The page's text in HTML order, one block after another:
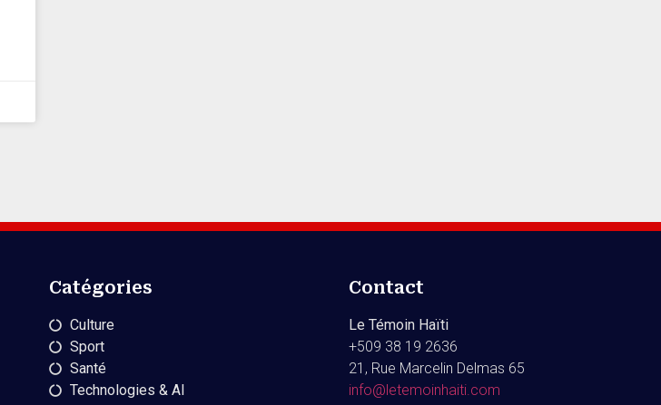
Catégories
Culture
Sport
Santé
Technologies & AI
Contact
Le Témoin Haïti
+509 38 19 2636
21, Rue Marcelin Delmas 65
info@letemoinhaiti.com